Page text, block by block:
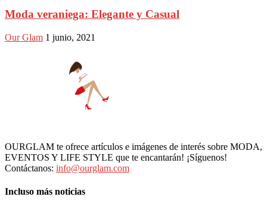
Moda veraniega: Elegante y Casual
Our Glam 1 junio, 2021
OURGLAM te ofrece artículos e imágenes de interés sobre MODA,
EVENTOS Y LIFE STYLE que te encantarán! ¡Síguenos!
Contáctanos: info@ourglam.com
Incluso más noticias